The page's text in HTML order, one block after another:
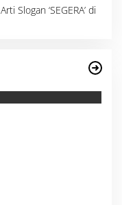
Slogan ‘SEGERA’ di